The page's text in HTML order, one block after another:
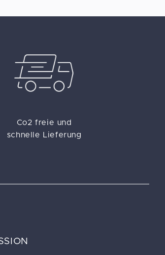
Co2 freie und
schnelle Lieferung